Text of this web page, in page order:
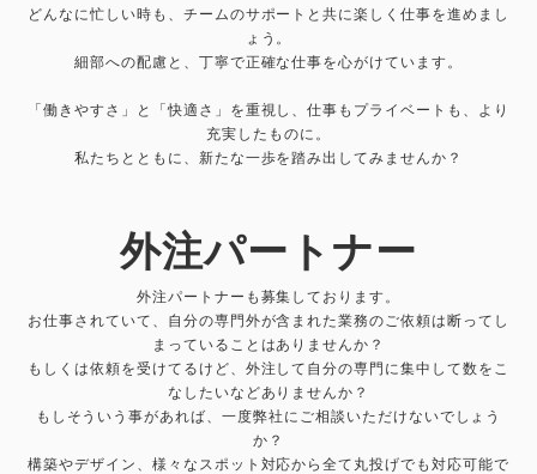
どんなに忙しい時も、チームのサポートと共に楽しく仕事を進めまし
ょう。
細部への配慮と、丁寧で正確な仕事を心がけています。
「働きやすさ」と「快適さ」を重視し、仕事もプライベートも、より
充実したものに。
私たちとともに、新たな一歩を踏み出してみませんか？
外注パートナー
外注パートナーも募集しております。
お仕事されていて、自分の専門外が含まれた業務のご依頼は断ってし
まっていることはありませんか？
もしくは依頼を受けてるけど、外注して自分の専門に集中して数をこ
なしたいなどありませんか？
もしそういう事があれば、一度弊社にご相談いただけないでしょう
か？
構築やデザイン、様々なスポット対応から全て丸投げでも対応可能で